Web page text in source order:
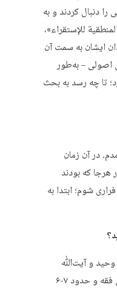
دنبال کردند و به
للإستقراء»،
ایشان به سمت آن
اصولی – به‌طور
تا چه رسد به بحث
به ایران آمدم. در آن زمان
که بودند
شوم؛ ابتدا به
وحید و آیت‌ﷲ
میرزا جواد تبریزی بودند. بنده چند سالی در خدمت مرحوم میرزا جواد برای فقه و حدود ۷-۶